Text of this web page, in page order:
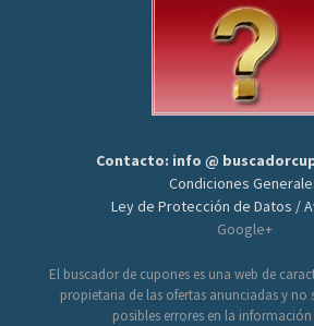
Contacto: info @
Condiciones
Ley de Protección de Datos /
Google+
El buscador de cupones es una web de
propietaria de las ofertas anunciadas y no
posibles errores en la